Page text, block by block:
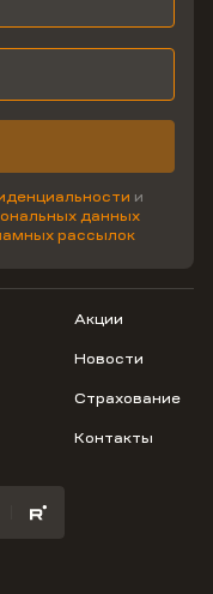
и
данных
рассылок
Акции
Новости
Страхование
Контакты